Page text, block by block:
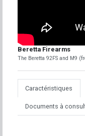
Beretta Firearms
The Beretta 92FS and M9
Caractéristiques
Documents à